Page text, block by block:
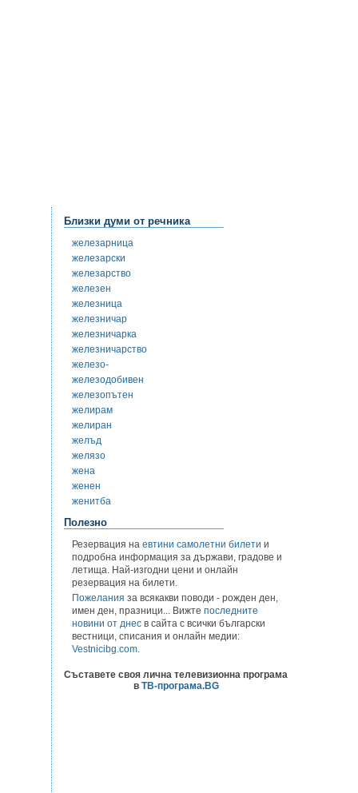
Близки думи от речника
железарница
железарски
железарство
железен
железница
железничар
железничарка
железничарство
железо-
железодобивен
железопътен
желирам
желиран
желъд
желязо
жена
женен
женитба
Полезно
Резервация на евтини самолетни билети и
подробна информация за държави, градове и
летища. Най-изгодни цени и онлайн
резервация на билети.
Пожелания за всякакви поводи - рожден ден,
имен ден, празници... Вижте последните
новини от днес в сайта с всички български
вестници, списания и онлайн медии:
Vestnicibg.com.
Съставете своя лична телевизионна програма
в ТВ-програма.BG